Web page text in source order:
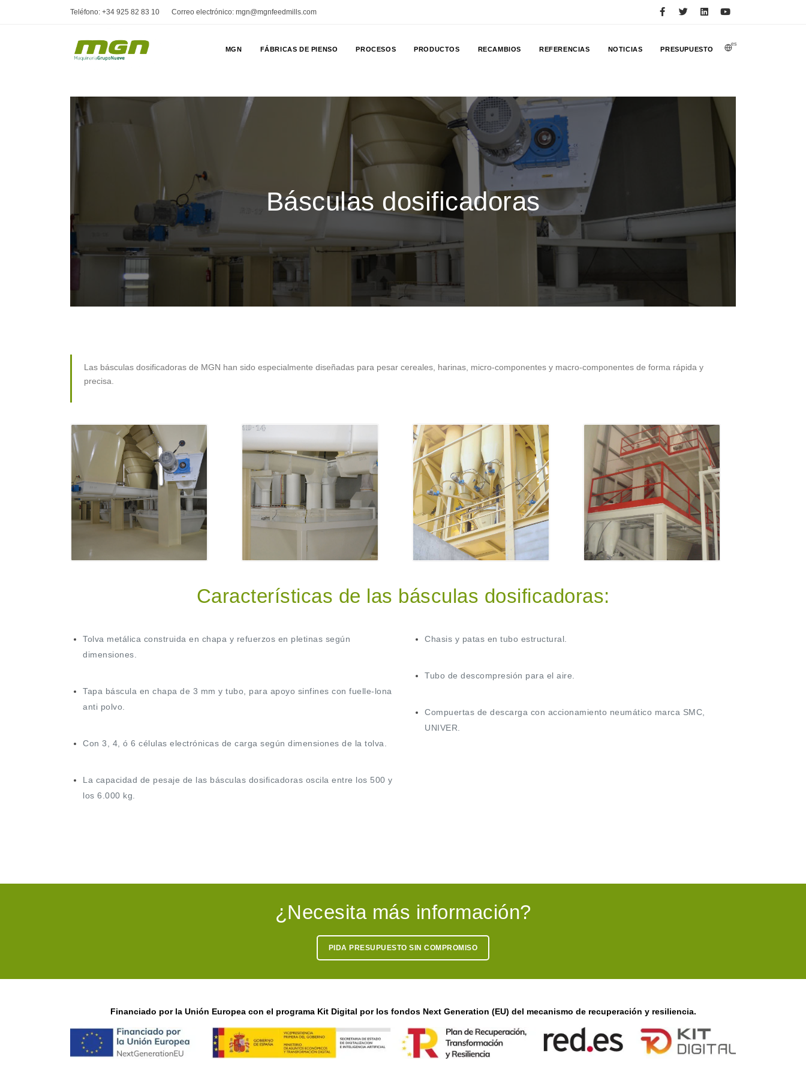
Teléfono: +34 925 82 83 10 Correo electrónico: mgn@mgnfeedmills.com
es
MGN FÁBRICAS DE PIENSO PROCESOS PRODUCTOS RECAMBIOS REFERENCIAS NOTICIAS PRESUPUESTO
Básculas dosificadoras
Las básculas dosificadoras de MGN han sido especialmente diseñadas para pesar cereales, harinas, micro-componentes y macro-componentes de forma rápida y
precisa.
Características de las básculas dosificadoras:
Tolva metálica construida en chapa y refuerzos en pletinas según
dimensiones.
Tapa báscula en chapa de 3 mm y tubo, para apoyo sinfines con fuelle-lona
anti polvo.
Con 3, 4, ó 6 células electrónicas de carga según dimensiones de la tolva.
La capacidad de pesaje de las básculas dosificadoras oscila entre los 500 y
los 6.000 kg.
Chasis y patas en tubo estructural.
Tubo de descompresión para el aire.
Compuertas de descarga con accionamiento neumático marca SMC,
UNIVER.
¿Necesita más información?
PIDA PRESUPUESTO SIN COMPROMISO
Financiado por la Unión Europea con el programa Kit Digital por los fondos Next Generation (EU) del mecanismo de recuperación y resiliencia.